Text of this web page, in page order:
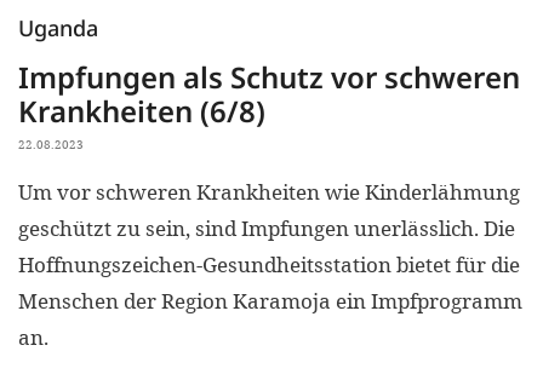
Uganda
Impfungen als Schutz vor schweren
Krankheiten (6/8)
22.08.2023
Um vor schweren Krankheiten wie Kinderlähmung
geschützt zu sein, sind Impfungen unerlässlich. Die
Hoffnungszeichen-Gesundheitsstation bietet für die
Menschen der Region Karamoja ein Impfprogramm
an.
cookies
and
purposes.
us to